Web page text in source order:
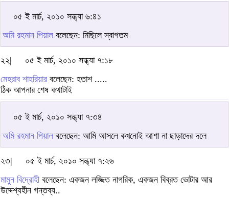
০৫ ই মার্চ, ২০১০ সন্ধ্যা ৬:৪১
অমি রহমান পিয়াল বলেছেন: মিছিলে স্বাগতম
২২|
০৫ ই মার্চ, ২০১০ সন্ধ্যা ৭:১৮
মেহরাব শাহরিয়ার বলেছেন: হতাশ .....
ঠিক আপনার শেষ কথাটাই
০৫ ই মার্চ, ২০১০ সন্ধ্যা ৭:৩৪
অমি রহমান পিয়াল বলেছেন: আমি আসলে কখনোই আশা না ছাড়াদের দলে
২৩|
০৫ ই মার্চ, ২০১০ সন্ধ্যা ৭:২৬
মামুন বিদ্রোহীবলেছেন: একজন লজ্জিত নাগরিক, একজন বিব্রত ভোটার আর
উদ্দেশ্যহীন গন্তব্য..